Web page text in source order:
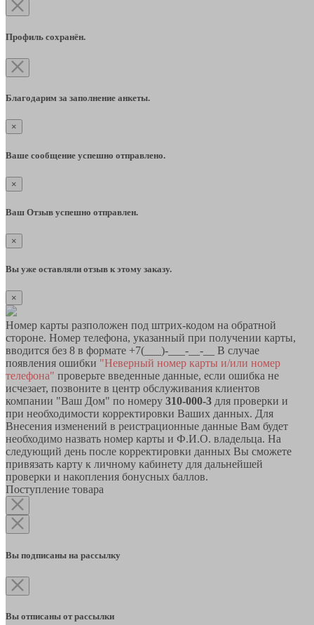
Профиль сохранён.
Благодарим за заполнение анкеты.
×
Ваше сообщение успешно отправлено.
×
Ваш Отзыв успешно отправлен.
×
Вы уже оставляли отзыв к этому заказу.
×
Номер карты разположен под штрих-кодом на обратной
стороне. Номер телефона, указанный при получении карты,
вводится без 8 в формате +7(___)-___-__-__ В случае
появления ошибки "Неверный номер карты и/или номер
телефона" проверьте введенные данные, если ошибка не
исчезает, позвоните в центр обслуживания клиентов
компании "Ваш Дом" по номеру 310-000-3 для проверки и
при необходимости корректировки Ваших данных. Для
Внесения изменений в реистрационные данные Вам будет
необходимо назвать номер карты и Ф.И.О. владельца. На
следующий день после корректировки данных Вы сможете
привязать карту к личному кабинету для дальнейшей
проверки и накопления бонусных баллов.
Поступление товара
Вы подписаны на рассылку
Вы отписаны от рассылки